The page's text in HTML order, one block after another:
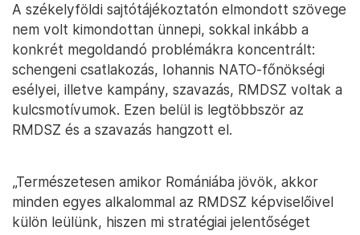
A székelyföldi sajtótájékoztatón elmondott szövege
nem volt kimondottan ünnepi, sokkal inkább a
konkrét megoldandó problémákra koncentrált:
schengeni csatlakozás, Iohannis NATO-főnökségi
esélyei, illetve kampány, szavazás, RMDSZ voltak a
kulcsmotívumok. Ezen belül is legtöbbször az
RMDSZ és a szavazás hangzott el.
„Természetesen amikor Romániába jövök, akkor
minden egyes alkalommal az RMDSZ képviselőivel
külön leülünk, hiszen mi stratégiai jelentőséget